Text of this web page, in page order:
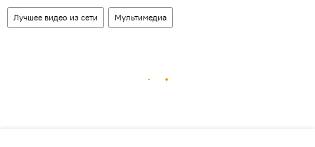
Лучшее видео из сети Мультимедиа